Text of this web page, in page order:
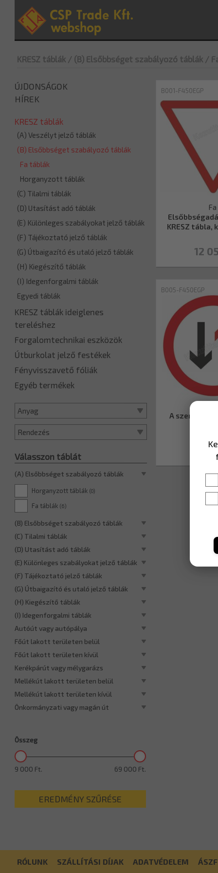
KRESZ táblák / (B) Elsőbbséget szabályozó táblák /
B001-F450EGP
12
Fa
KRESZ tábla,
B005-F450EGP
12
A
ÚJDONSÁGOK
HÍREK
KRESZ táblák
(A) Veszélyt jelző táblák
(B) Elsőbbséget szabályozó táblák
Fa táblák
Horganyzott táblák
(C) Tilalmi táblák
(D) Utasítást adó táblák
(E) Különleges szabályokat jelző táblák
(F) Tájékoztató jelző táblák
(G) Útbaigazító és utaló jelző táblák
(H) Kiegészítő táblák
(I) Idegenforgalmi táblák
Egyedi táblák
KRESZ táblák ideiglenes
tereléshez
Forgalomtechnikai eszközök
Útburkolat jelző festékek
Fényvisszavető fóliák
Egyéb termékek
Anyag
Rendezés
(A) Elsőbbséget szabályozó táblák
Horganyzott táblák (0)
Fa táblák (6)
(B) Elsőbbséget szabályozó táblák
(C) Tilalmi táblák
(D) Utasítást adó táblák
(E) Különleges szabályokat jelző táblák
(F) Tájékoztató jelző táblák
(G) Útbaigazító és utaló jelző táblák
(H) Kiegészítő táblák
(I) Idegenforgalmi táblák
Autóút vagy autópálya
Főút lakott területen belül
Főút lakott területen kívül
Kerékpárút vagy mélygarázs
Mellékút lakott területen belül
Mellékút lakott területen kívül
Önkormányzati vagy magán út
Összeg
9 000 Ft. 69 000 Ft.
EREDMÉNY SZŰRÉSE
RÓLUNK SZÁLLÍTÁSI DÍJAK ADATVÉDELEM ÁSZF